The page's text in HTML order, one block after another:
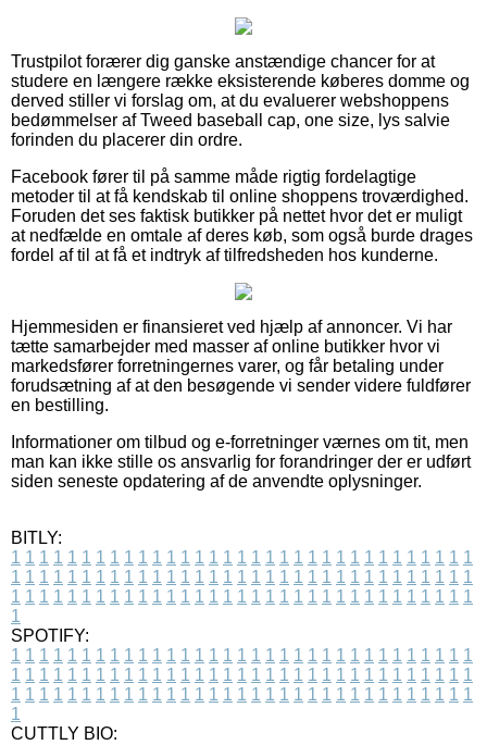
Trustpilot forærer dig ganske anstændige chancer for at
studere en længere række eksisterende køberes domme og
derved stiller vi forslag om, at du evaluerer webshoppens
bedømmelser af Tweed baseball cap, one size, lys salvie
forinden du placerer din ordre.
Facebook fører til på samme måde rigtig fordelagtige
metoder til at få kendskab til online shoppens troværdighed.
Foruden det ses faktisk butikker på nettet hvor det er muligt
at nedfælde en omtale af deres køb, som også burde drages
fordel af til at få et indtryk af tilfredsheden hos kunderne.
Hjemmesiden er finansieret ved hjælp af annoncer. Vi har
tætte samarbejder med masser af online butikker hvor vi
markedsfører forretningernes varer, og får betaling under
forudsætning af at den besøgende vi sender videre fuldfører
en bestilling.
Informationer om tilbud og e-forretninger værnes om tit, men
man kan ikke stille os ansvarlig for forandringer der er udført
siden seneste opdatering af de anvendte oplysninger.
BITLY:
1 1 1 1 1 1 1 1 1 1 1 1 1 1 1 1 1 1 1 1 1 1 1 1 1 1 1 1 1 1 1 1 1
1 1 1 1 1 1 1 1 1 1 1 1 1 1 1 1 1 1 1 1 1 1 1 1 1 1 1 1 1 1 1 1 1
1 1 1 1 1 1 1 1 1 1 1 1 1 1 1 1 1 1 1 1 1 1 1 1 1 1 1 1 1 1 1 1 1
1
SPOTIFY:
1 1 1 1 1 1 1 1 1 1 1 1 1 1 1 1 1 1 1 1 1 1 1 1 1 1 1 1 1 1 1 1 1
1 1 1 1 1 1 1 1 1 1 1 1 1 1 1 1 1 1 1 1 1 1 1 1 1 1 1 1 1 1 1 1 1
1 1 1 1 1 1 1 1 1 1 1 1 1 1 1 1 1 1 1 1 1 1 1 1 1 1 1 1 1 1 1 1 1
1
CUTTLY BIO: